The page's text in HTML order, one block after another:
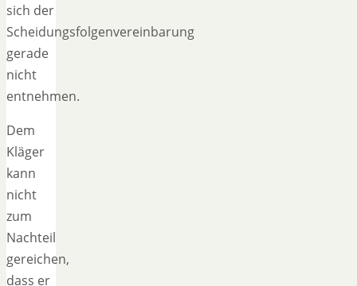
sich der
Scheidungsfolgenvereinbarung
gerade
nicht
entnehmen.
Dem
Kläger
kann
nicht
zum
Nachteil
gereichen,
dass er